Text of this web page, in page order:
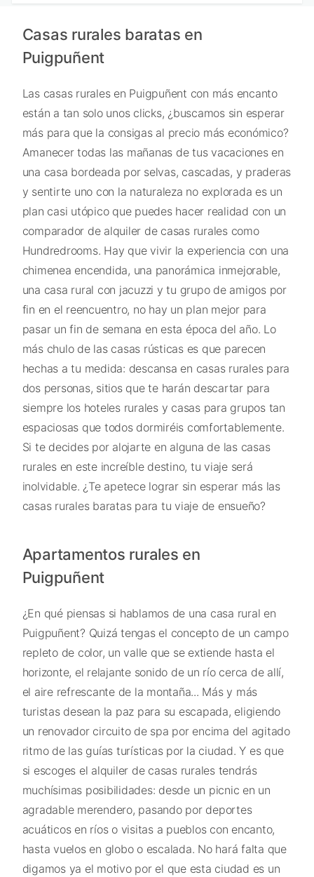
Casas rurales baratas en
Puigpuñent
Las casas rurales en Puigpuñent con más encanto
están a tan solo unos clicks, ¿buscamos sin esperar
más para que la consigas al precio más económico?
Amanecer todas las mañanas de tus vacaciones en
una casa bordeada por selvas, cascadas, y praderas
y sentirte uno con la naturaleza no explorada es un
plan casi utópico que puedes hacer realidad con un
comparador de alquiler de casas rurales como
Hundredrooms. Hay que vivir la experiencia con una
chimenea encendida, una panorámica inmejorable,
una casa rural con jacuzzi y tu grupo de amigos por
fin en el reencuentro, no hay un plan mejor para
pasar un fin de semana en esta época del año. Lo
más chulo de las casas rústicas es que parecen
hechas a tu medida: descansa en casas rurales para
dos personas, sitios que te harán descartar para
siempre los hoteles rurales y casas para grupos tan
espaciosas que todos dormiréis comfortablemente.
Si te decides por alojarte en alguna de las casas
rurales en este increíble destino, tu viaje será
inolvidable. ¿Te apetece lograr sin esperar más las
casas rurales baratas para tu viaje de ensueño?
Apartamentos rurales en
Puigpuñent
¿En qué piensas si hablamos de una casa rural en
Puigpuñent? Quizá tengas el concepto de un campo
repleto de color, un valle que se extiende hasta el
horizonte, el relajante sonido de un río cerca de allí,
el aire refrescante de la montaña... Más y más
turistas desean la paz para su escapada, eligiendo
un renovador circuito de spa por encima del agitado
ritmo de las guías turísticas por la ciudad. Y es que
si escoges el alquiler de casas rurales tendrás
muchísimas posibilidades: desde un picnic en un
agradable merendero, pasando por deportes
acuáticos en ríos o visitas a pueblos con encanto,
hasta vuelos en globo o escalada. No hará falta que
digamos ya el motivo por el que esta ciudad es un